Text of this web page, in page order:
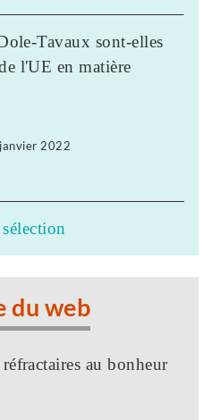
Tavaux sont-elles
l'UE en matière
2022
du web
au bonheur